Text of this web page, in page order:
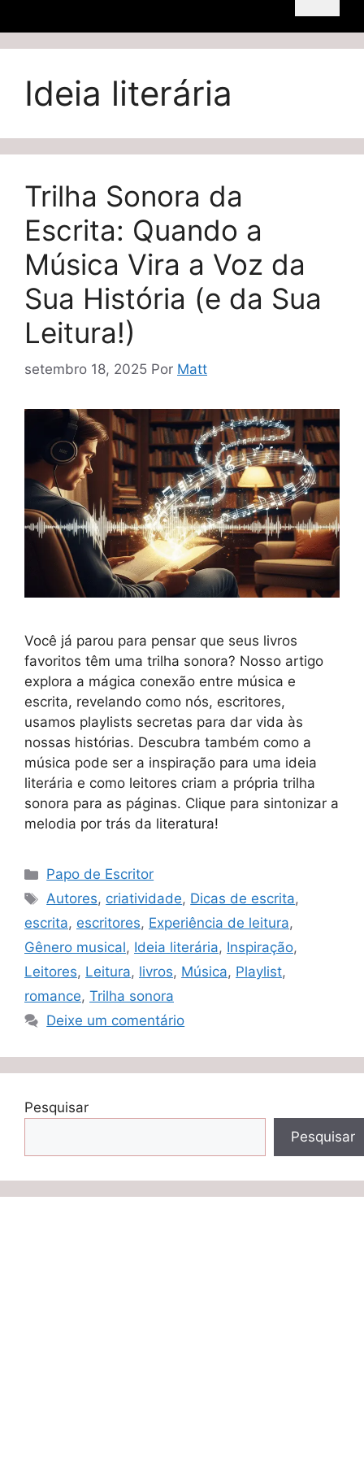
Ideia literária
Trilha Sonora da
Escrita: Quando a
Música Vira a Voz da
Sua História (e da Sua
Leitura!)
setembro 18, 2025 Por Matt
Você já parou para pensar que seus livros
favoritos têm uma trilha sonora? Nosso artigo
explora a mágica conexão entre música e
escrita, revelando como nós, escritores,
usamos playlists secretas para dar vida às
nossas histórias. Descubra também como a
música pode ser a inspiração para uma ideia
literária e como leitores criam a própria trilha
sonora para as páginas. Clique para sintonizar a
melodia por trás da literatura!
Categorias
Papo de Escritor
Tags
Autores, criatividade, Dicas de escrita,
escrita, escritores, Experiência de leitura,
Gênero musical, Ideia literária, Inspiração,
Leitores, Leitura, livros, Música, Playlist,
romance, Trilha sonora
Deixe um comentário
Pesquisar
Pesquisar